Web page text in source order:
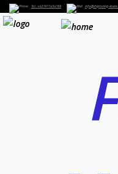
Tel. : +421911454169 info@chiptuning-